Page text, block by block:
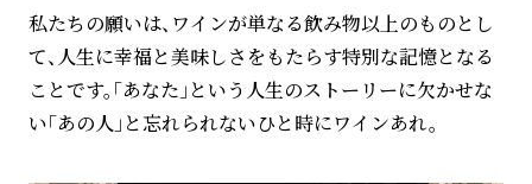
私たちの願いは、ワインが単なる飲み物以上のものとし
て、人生に幸福と美味しさをもたらす特別な記憶となる
ことです。「あなた」という人生のストーリーに欠かせな
い「あの人」と忘れられないひと時にワインあれ。